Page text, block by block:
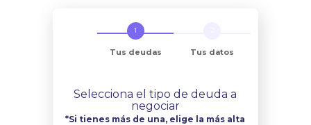
Tus deudas Tus datos
Selecciona el tipo de deuda a
negociar
*Si tienes más de una, elige la más alta